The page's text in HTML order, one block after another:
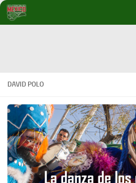
Debajo del contenido
DAVID POLO